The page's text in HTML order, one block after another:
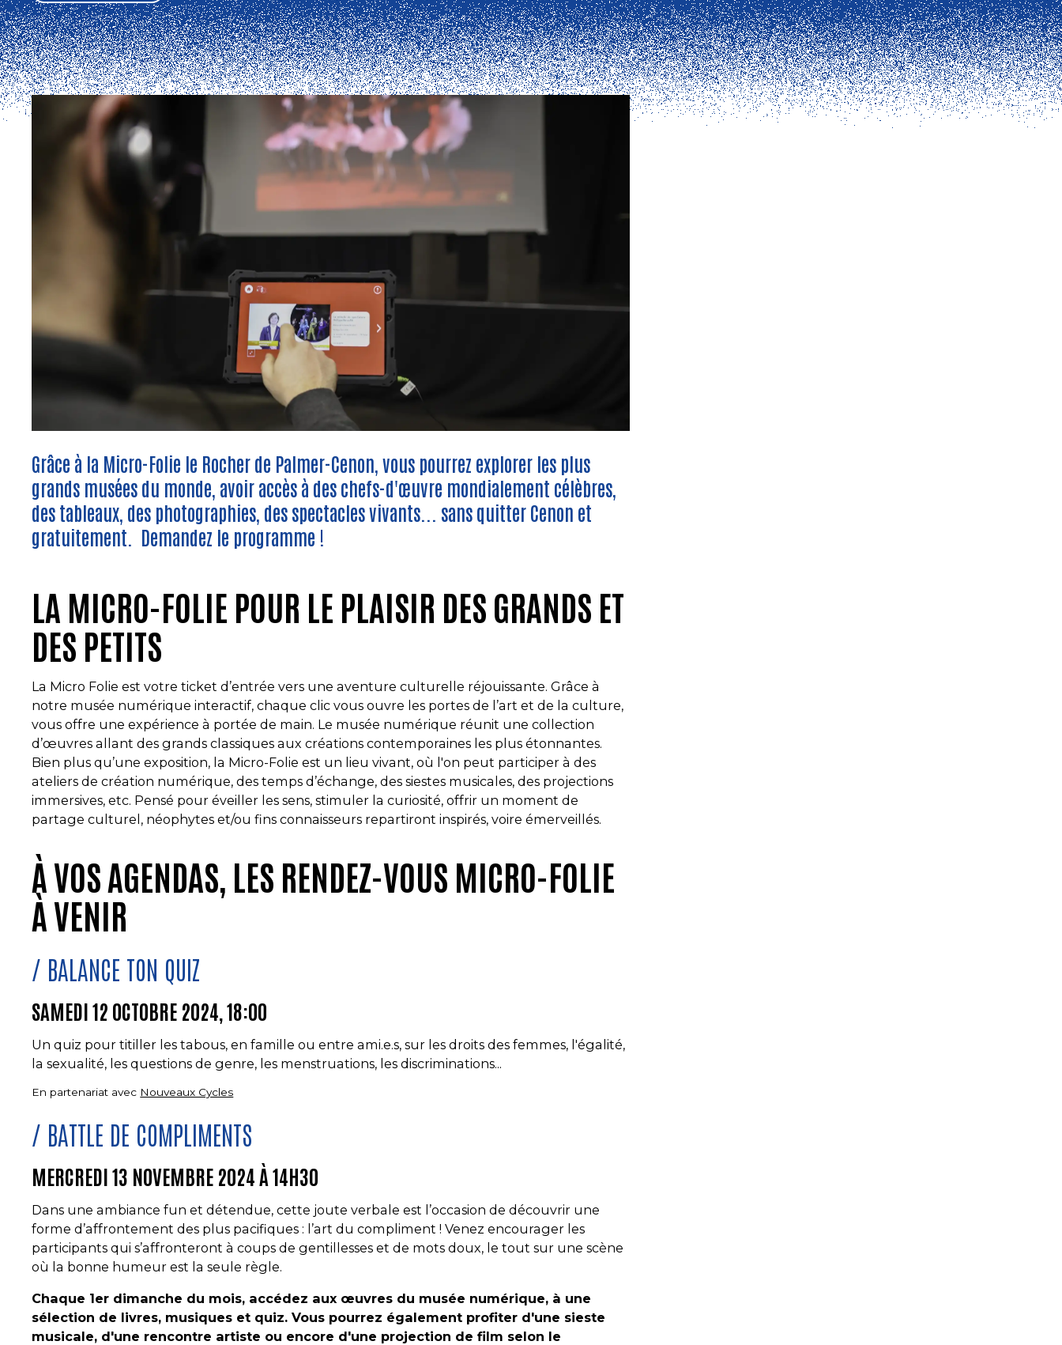
Grâce à la Micro-Folie le Rocher de Palmer-Cenon, vous pourrez explorer les plus
grands musées du monde, avoir accès à des chefs-d'œuvre mondialement célèbres,
des tableaux, des photographies, des spectacles vivants... sans quitter Cenon et
gratuitement. Demandez le programme !
LA MICRO-FOLIE POUR LE PLAISIR DES GRANDS ET
DES PETITS
La Micro Folie est votre ticket d’entrée vers une aventure culturelle réjouissante. Grâce à
notre musée numérique interactif, chaque clic vous ouvre les portes de l’art et de la culture,
vous offre une expérience à portée de main. Le musée numérique réunit une collection
d’œuvres allant des grands classiques aux créations contemporaines les plus étonnantes.
Bien plus qu’une exposition, la Micro-Folie est un lieu vivant, où l'on peut participer à des
ateliers de création numérique, des temps d’échange, des siestes musicales, des projections
immersives, etc. Pensé pour éveiller les sens, stimuler la curiosité, offrir un moment de
partage culturel, néophytes et/ou fins connaisseurs repartiront inspirés, voire émerveillés.
À VOS AGENDAS, LES RENDEZ-VOUS MICRO-FOLIE
À VENIR
BALANCE TON QUIZ
SAMEDI 12 OCTOBRE 2024, 18:00
Un quiz pour titiller les tabous, en famille ou entre ami.e.s, sur les droits des femmes, l'égalité,
la sexualité, les questions de genre, les menstruations, les discriminations...
En partenariat avec Nouveaux Cycles
BATTLE DE COMPLIMENTS
MERCREDI 13 NOVEMBRE 2024 À 14H30
Dans une ambiance fun et détendue, cette joute verbale est l’occasion de découvrir une
forme d’affrontement des plus pacifiques : l’art du compliment ! Venez encourager les
participants qui s’affronteront à coups de gentillesses et de mots doux, le tout sur une scène
où la bonne humeur est la seule règle.
Chaque 1er dimanche du mois, accédez aux œuvres du musée numérique, à une
sélection de livres, musiques et quiz. Vous pourrez également profiter d'une sieste
musicale, d'une rencontre artiste ou encore d'une projection de film selon le